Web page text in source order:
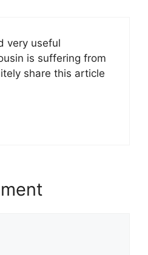
very useful
is suffering from
share this article